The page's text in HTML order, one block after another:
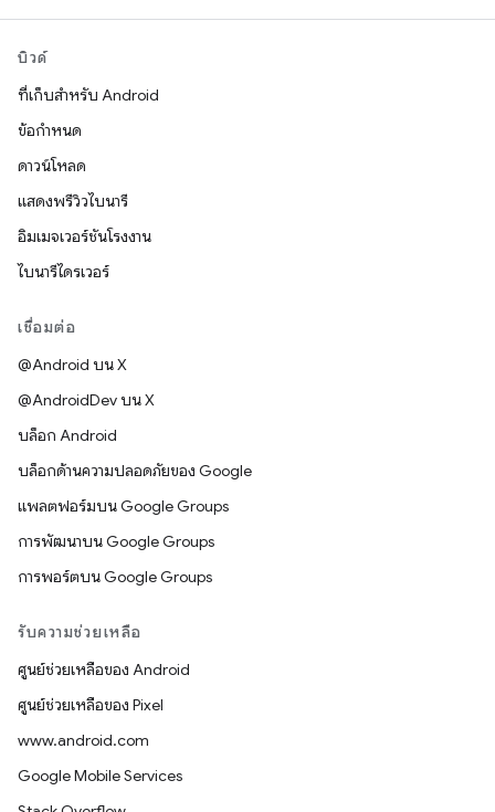
บิวด์
ที่เก็บสำหรับ Android
ข้อกำหนด
ดาวน์โหลด
แสดงพรีวิวไบนารี
อิมเมจเวอร์ชันโรงงาน
ไบนารีไดรเวอร์
เชื่อมต่อ
@Android บน X
@AndroidDev บน X
บล็อก Android
บล็อกด้านความปลอดภัยของ Google
แพลตฟอร์มบน Google Groups
การพัฒนาบน Google Groups
การพอร์ตบน Google Groups
รับความช่วยเหลือ
ศูนย์ช่วยเหลือของ Android
ศูนย์ช่วยเหลือของ Pixel
www.android.com
Google Mobile Services